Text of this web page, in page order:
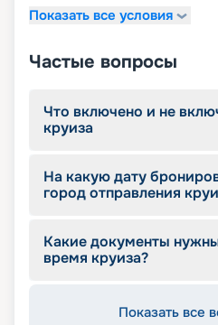
Показать все условия
Частые вопросы
Что включено и не
круиза
На какую дату
город отправления
Какие документы
время круиза?
Показать все